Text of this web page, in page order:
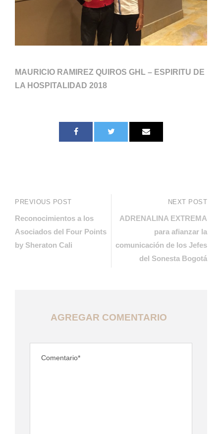
MAURICIO RAMIREZ QUIROS GHL – ESPIRITU DE
LA HOSPITALIDAD 2018
PREVIOUS POST
Reconocimientos a los
Asociados del Four Points
by Sheraton Cali
NEXT POST
ADRENALINA EXTREMA
para afianzar la
comunicación de los Jefes
del Sonesta Bogotá
AGREGAR COMENTARIO